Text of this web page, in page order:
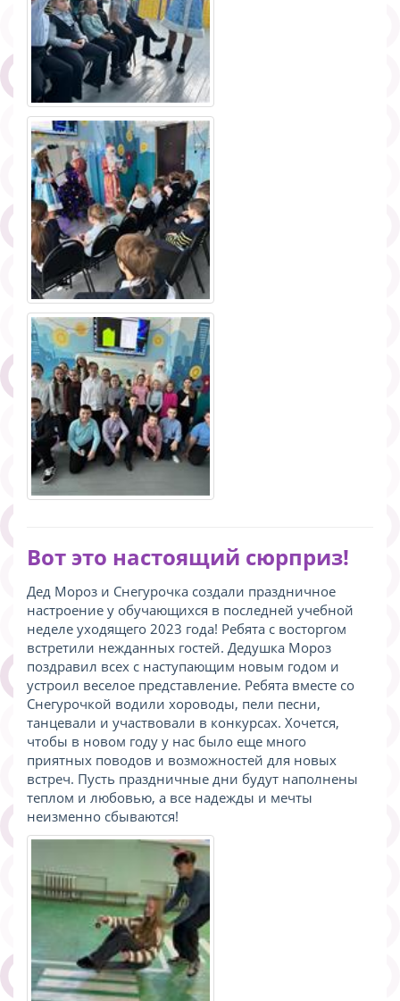
Вот это настоящий сюрприз!
Дед Мороз и Снегурочка создали праздничное
настроение у обучающихся в последней учебной
неделе уходящего 2023 года! Ребята с восторгом
встретили нежданных гостей. Дедушка Мороз
поздравил всех с наступающим новым годом и
устроил веселое представление. Ребята вместе со
Снегурочкой водили хороводы, пели песни,
танцевали и участвовали в конкурсах. Хочется,
чтобы в новом году у нас было еще много
приятных поводов и возможностей для новых
встреч. Пусть праздничные дни будут наполнены
теплом и любовью, а все надежды и мечты
неизменно сбываются!